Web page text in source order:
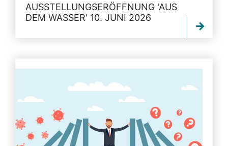
AUSSTELLUNGSERÖFFNUNG 'AUS
DEM WASSER' 10. JUNI 2026